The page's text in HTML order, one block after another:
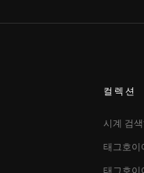
컬렉션
시계 검색
태그호이